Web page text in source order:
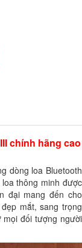
chính hãng cao
dòng loa Bluetooth
thông minh được
đại mang đến cho
mắt, sang trọng
mọi đối tượng người